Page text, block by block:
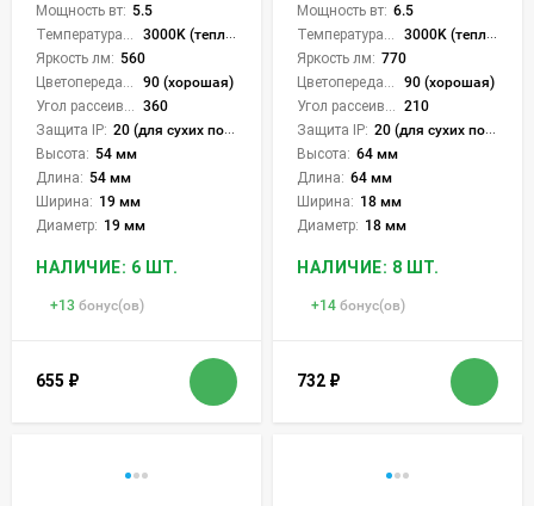
Мощность вт: 5.5
3000K (теплый)
Яркость лм: 560
90 (хорошая)
360
Защита IP: 20 (для сухих пом.)
Высота: 54 мм
Длина: 54 мм
Ширина: 19 мм
Диаметр: 19 мм
НАЛИЧИЕ: 6 ШТ.
+13 бонус(ов)
655 ₽
Мощность вт: 6.5
3000K (теплый)
Яркость лм: 770
90 (хорошая)
210
Защита IP: 20 (для сухих пом.)
Высота: 64 мм
Длина: 64 мм
Ширина: 18 мм
Диаметр: 18 мм
НАЛИЧИЕ: 8 ШТ.
+14 бонус(ов)
732 ₽